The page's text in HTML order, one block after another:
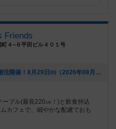
Friends
４−６平田ビル４０１号
[NEW] 福岡・博多でボードゲーム婚活開催！8月29日㈰（2026年08月05日 16時55分）
ブル(最長220㎝！)と飲食持込
カフェで、細やかな配慮でおも